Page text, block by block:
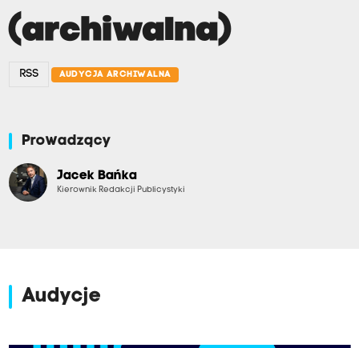
(archiwalna)
RSS AUDYCJA ARCHIWALNA
Prowadzący
Jacek Bańka
Kierownik Redakcji Publicystyki
Audycje